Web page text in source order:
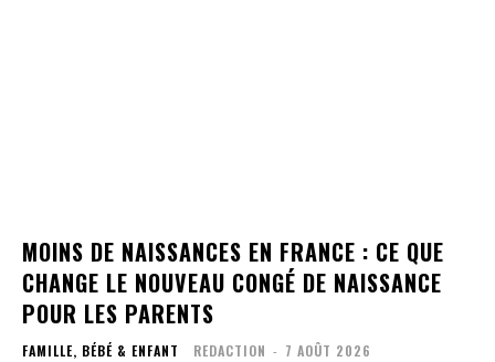
MOINS DE NAISSANCES EN FRANCE : CE QUE
CHANGE LE NOUVEAU CONGÉ DE NAISSANCE
POUR LES PARENTS
FAMILLE, BÉBÉ & ENFANT REDACTION - 7 AOÛT 2026